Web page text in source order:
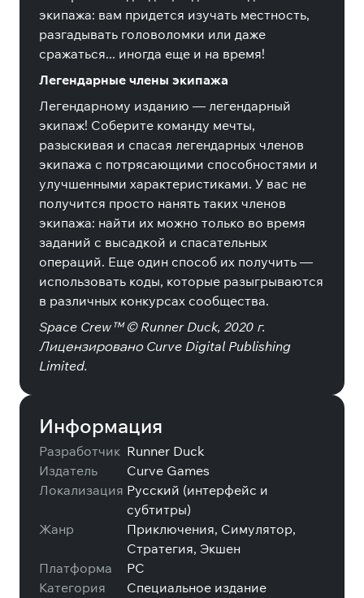
экипажа: вам придется изучать местность,
разгадывать головоломки или даже
сражаться... иногда еще и на время!
Легендарные члены экипажа
Легендарному изданию — легендарный
экипаж! Соберите команду мечты,
разыскивая и спасая легендарных членов
экипажа с потрясающими способностями и
улучшенными характеристиками. У вас не
получится просто нанять таких членов
экипажа: найти их можно только во время
заданий с высадкой и спасательных
операций. Еще один способ их получить —
использовать коды, которые разыгрываются
в различных конкурсах сообщества.
Space Crew™ © Runner Duck, 2020 г.
Лицензировано Curve Digital Publishing
Limited.
Информация
Разработчик Runner Duck
Издатель
Curve Games
Локализация Русский (интерфейс и
субтитры)
Жанр
Приключения, Симулятор,
Стратегия, Экшен
Платформа
PC
Категория
Специальное издание